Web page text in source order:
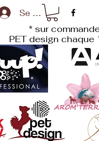
Se connecter
* sur
PET design chaque